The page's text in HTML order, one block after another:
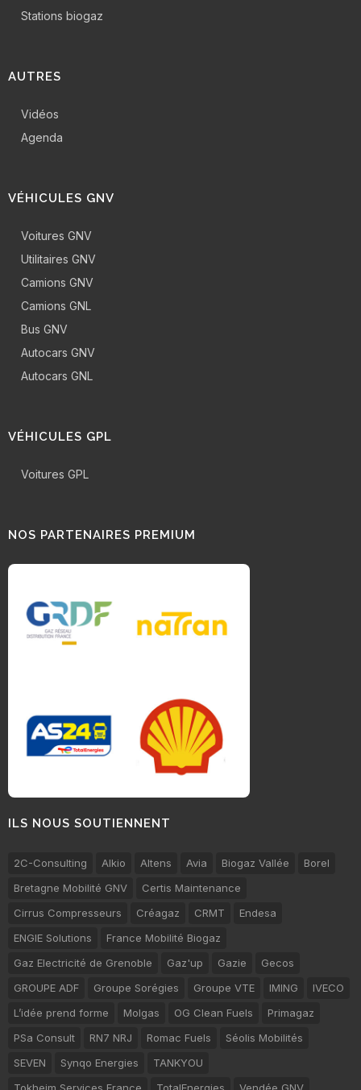
Stations biogaz
AUTRES
Vidéos
Agenda
VÉHICULES GNV
Voitures GNV
Utilitaires GNV
Camions GNV
Camions GNL
Bus GNV
Autocars GNV
Autocars GNL
VÉHICULES GPL
Voitures GPL
NOS PARTENAIRES PREMIUM
ILS NOUS SOUTIENNENT
2C-Consulting Alkio Altens Avia Biogaz Vallée
Borel
Bretagne Mobilité GNV
Certis Maintenance
Cirrus Compresseurs
Créagaz CRMT
Endesa
ENGIE Solutions
France Mobilité Biogaz
Gaz Electricité de Grenoble
Gaz'up Gazie
Gecos
GROUPE ADF
Groupe Sorégies Groupe VTE IMING
IVECO
L’idée prend forme
Molgas OG Clean Fuels
Primagaz
PSa Consult
RN7 NRJ Romac Fuels
Séolis Mobilités
SEVEN
Synqo Energies
TANKYOU
Tokheim Services France
TotalEnergies Vendée GNV